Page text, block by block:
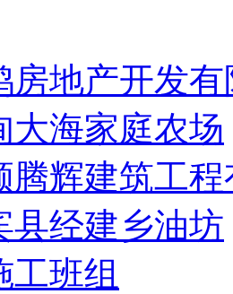
房地产开发
大海家庭农场
腾辉建筑工
县经建乡油坊
工班组